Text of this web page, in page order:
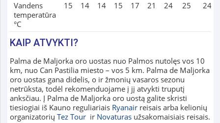
Vandens
temperatūra
°C
15 14 14 15 17 21 24 25 24
KAIP ATVYKTI?
Palma de Maljorka oro uostas nuo Palmos nutolęs vos 10
km, nuo Can Pastilia miesto – vos 5 km. Palma de Maljorka
oro uostas gana didelis, o ir žmonių vasaros sezonu
netrūksta, todėl rekomenduojame į jį atvykti truputį
anksčiau. Į Palma de Maljorka oro uostą galite skristi
tiesiogiai iš Kauno reguliariais Ryanairreisais arba kelionių
organizatorių Tez Tourir Novaturasužsakomaisiais reisais.